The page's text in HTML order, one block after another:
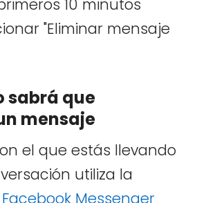
10 minutos
"Eliminar mensaje
sabrá que
mensaje
el que estás llevando
utiliza la
Messenger